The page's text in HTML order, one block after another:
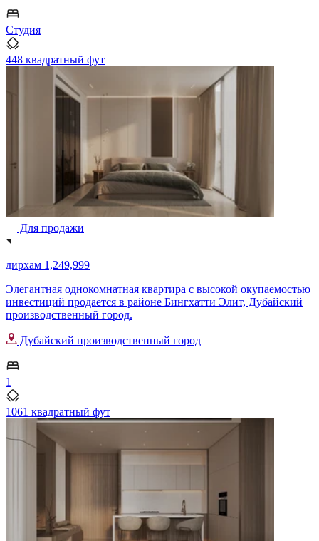
Студия
448 квадратный фут
Для продажи
дирхам 1,249,999
Элегантная однокомнатная квартира с высокой окупаемостью
инвестиций продается в районе Бингхатти Элит, Дубайский
производственный город.
Дубайский производственный город
1
1061 квадратный фут